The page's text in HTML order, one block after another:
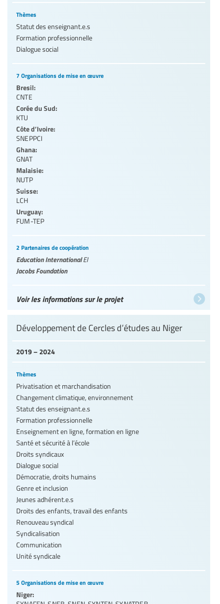
Thèmes
Statut des enseignant.e.s
Formation professionnelle
Dialogue social
7 Organisations de mise en œuvre
Bresil:
CNTE
Corée du Sud:
KTU
Côte d’Ivoire:
SNEPPCI
Ghana:
GNAT
Malaisie:
NUTP
Suisse:
LCH
Uruguay:
FUM-TEP
2 Partenaires de coopération
Education InternationalEI
Jacobs Foundation
Voir les informations sur le projet
2019 – 2024
Développement de Cercles d’études au Niger
Thèmes
Privatisation et marchandisation
Changement climatique, environnement
Statut des enseignant.e.s
Formation professionnelle
Enseignement en ligne, formation en ligne
Santé et sécurité à l’école
Droits syndicaux
Dialogue social
Démocratie, droits humains
Genre et inclusion
Jeunes adhérent.e.s
Droits des enfants, travail des enfants
Renouveau syndical
Syndicalisation
Communication
Unité syndicale
5 Organisations de mise en œuvre
Niger: